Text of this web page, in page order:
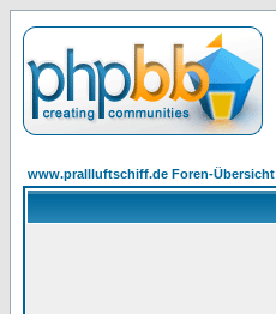
www.prallluftschiff.de Foren-Übersicht